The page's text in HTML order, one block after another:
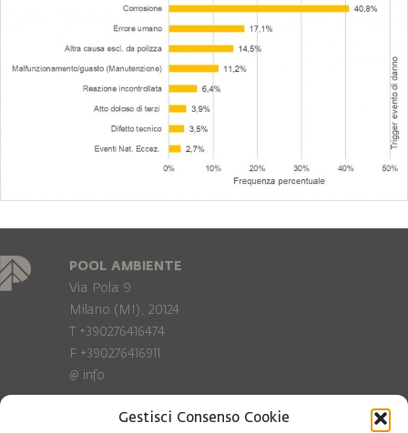
Gestisci Consenso Cookie
POOL AMBIENTE
Via Pola 9
Milano (MI), 20124
T +390276416474
F +390276416911
@ info
Privacy Policy